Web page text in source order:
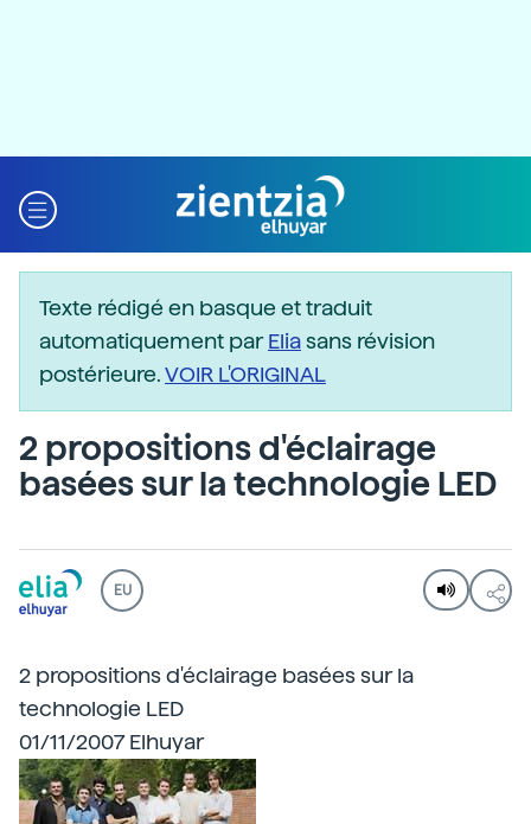
Texte rédigé en basque et traduit
automatiquement parEliasans révision
postérieure.VOIR L'ORIGINAL
2 propositions d'éclairage
basées sur la technologie LED
EU
2 propositions d'éclairage basées sur la
technologie LED
01/11/2007 Elhuyar